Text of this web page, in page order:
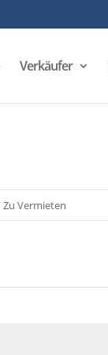
Verkäufer